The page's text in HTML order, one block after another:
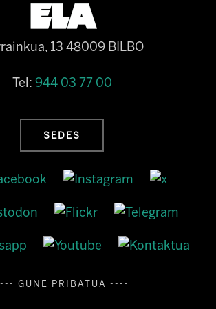
13 48009 BILBO
Tel: 944 03 77 00
SEDES
GUNE PRIBATUA ----